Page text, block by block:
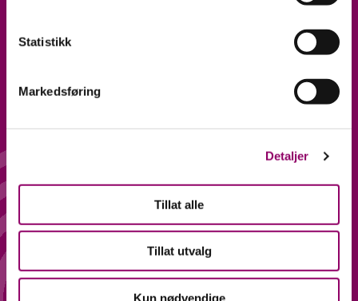
Statistikk
Markedsføring
Detaljer
Tillat alle
Tillat utvalg
Kun nødvendige
ÅPNINGSTIDER
Lagerveien 1, 2, 7 og 9,
KONTAKT
PERSONVERN OG
ÅPENHETSLOVEN